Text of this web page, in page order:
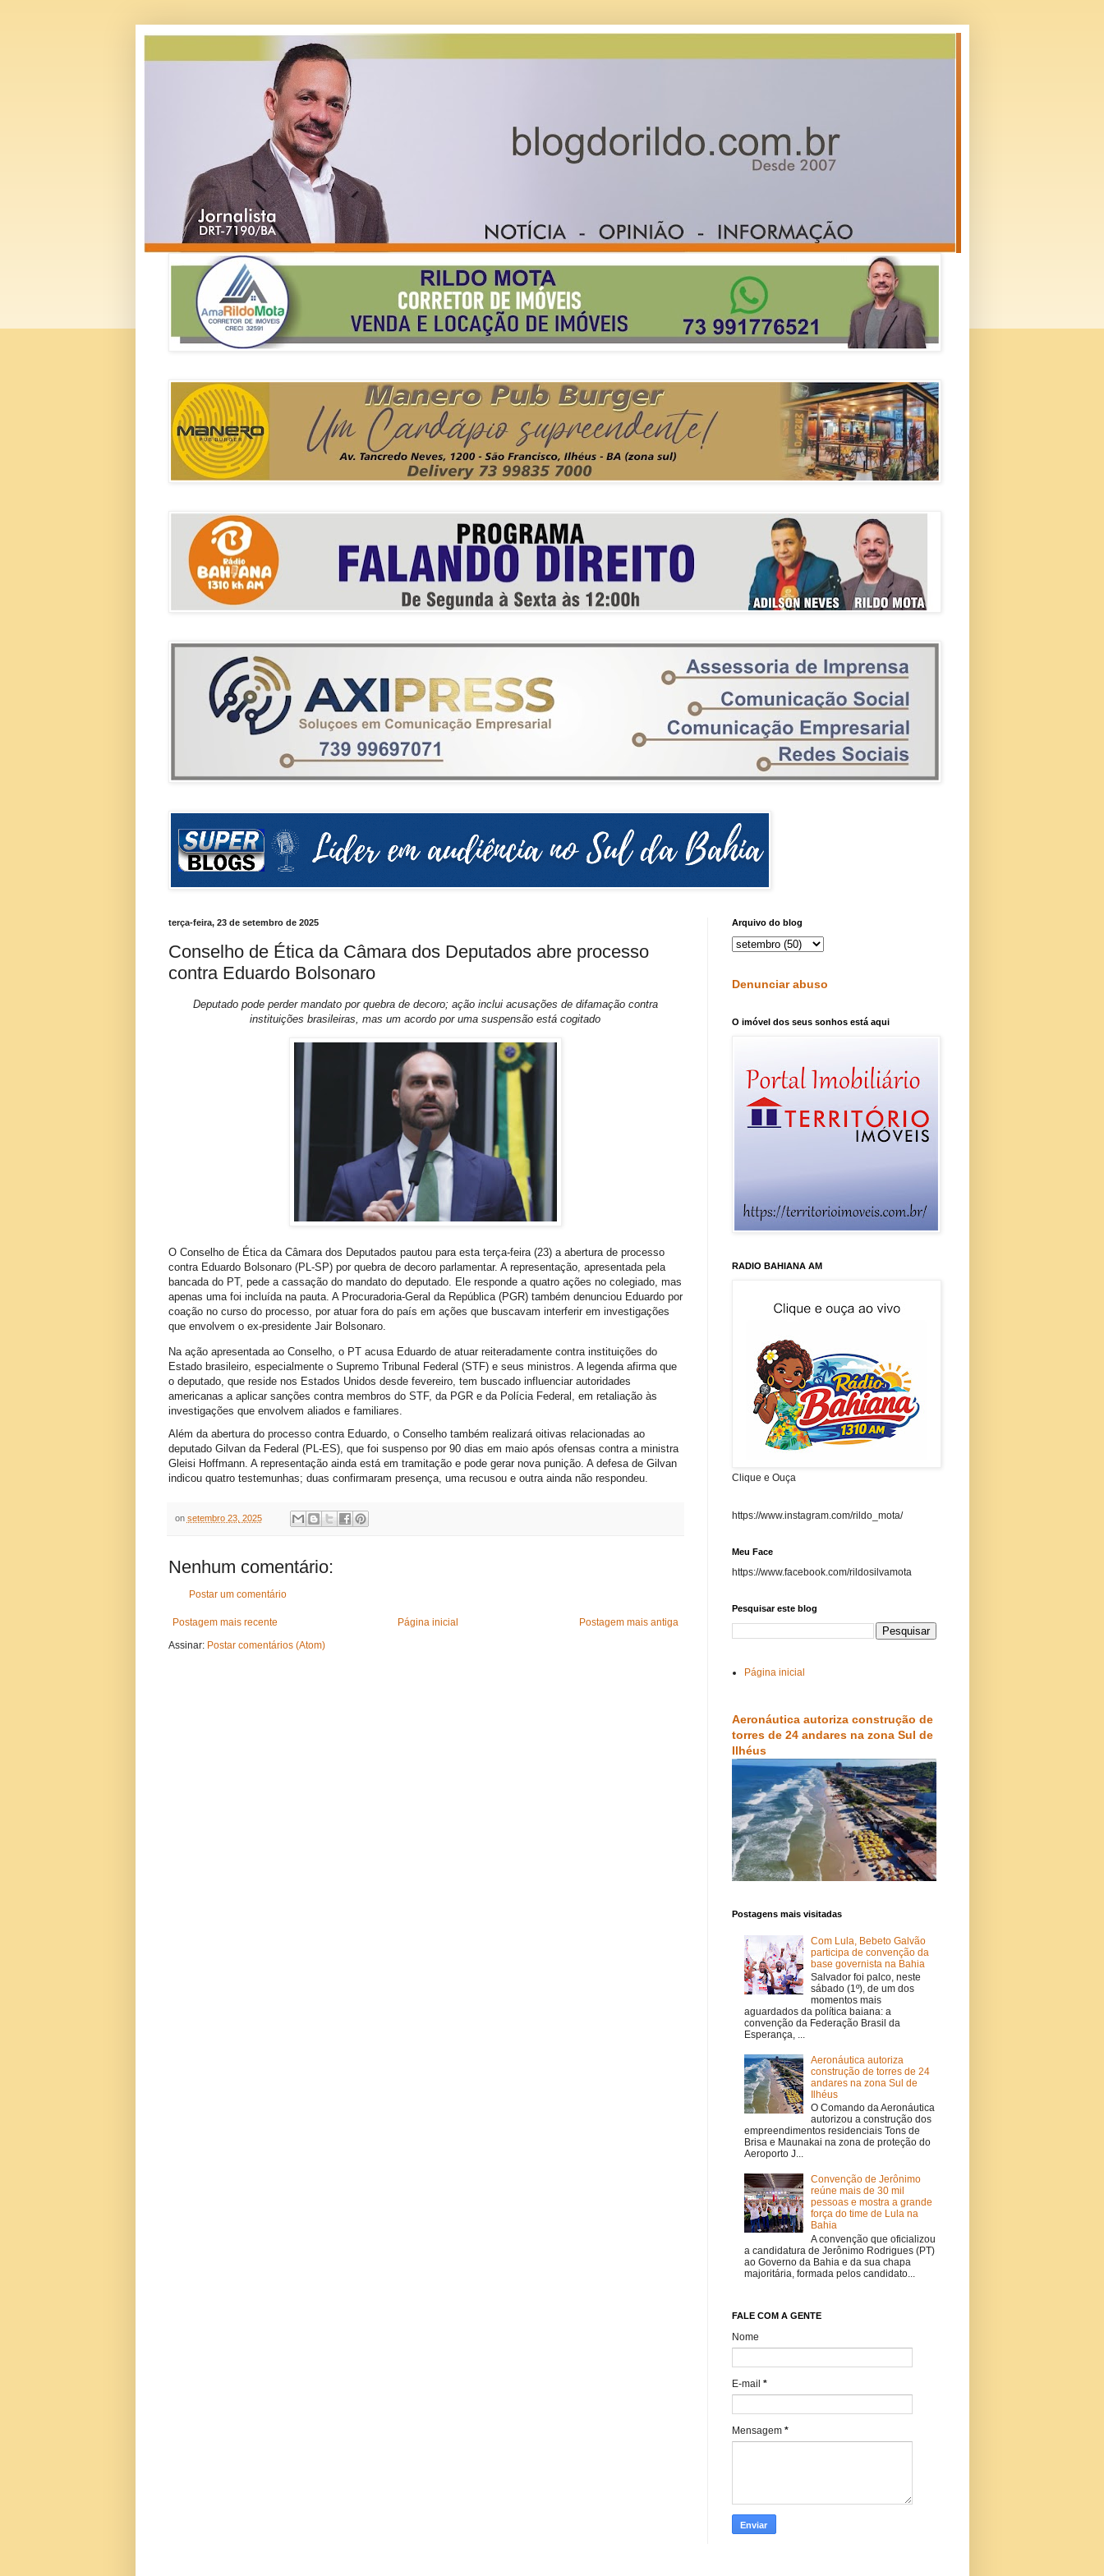
terça-feira, 23 de setembro de 2025
Conselho de Ética da Câmara dos Deputados abre processo
contra Eduardo Bolsonaro
Deputado pode perder mandato por quebra de decoro; ação inclui acusações de difamação contra
instituições brasileiras, mas um acordo por uma suspensão está cogitado
O Conselho de Ética da Câmara dos Deputados pautou para esta terça-feira (23) a abertura de processo
contra Eduardo Bolsonaro (PL-SP) por quebra de decoro parlamentar. A representação, apresentada pela
bancada do PT, pede a cassação do mandato do deputado. Ele responde a quatro ações no colegiado, mas
apenas uma foi incluída na pauta. A Procuradoria-Geral da República (PGR) também denunciou Eduardo por
coação no curso do processo, por atuar fora do país em ações que buscavam interferir em investigações
que envolvem o ex-presidente Jair Bolsonaro.
Na ação apresentada ao Conselho, o PT acusa Eduardo de atuar reiteradamente contra instituições do
Estado brasileiro, especialmente o Supremo Tribunal Federal (STF) e seus ministros. A legenda afirma que
o deputado, que reside nos Estados Unidos desde fevereiro, tem buscado influenciar autoridades
americanas a aplicar sanções contra membros do STF, da PGR e da Polícia Federal, em retaliação às
investigações que envolvem aliados e familiares.
Além da abertura do processo contra Eduardo, o Conselho também realizará oitivas relacionadas ao
deputado Gilvan da Federal (PL-ES), que foi suspenso por 90 dias em maio após ofensas contra a ministra
Gleisi Hoffmann. A representação ainda está em tramitação e pode gerar nova punição. A defesa de Gilvan
indicou quatro testemunhas; duas confirmaram presença, uma recusou e outra ainda não respondeu.
on setembro 23, 2025
Nenhum comentário:
Postar um comentário
Postagem mais recente Postagem mais antiga
Página inicial
Assinar: Postar comentários (Atom)
Arquivo do blog
Denunciar abuso
O imóvel dos seus sonhos está aqui
RADIO BAHIANA AM
Clique e Ouça
https://www.instagram.com/rildo_mota/
Meu Face
https://www.facebook.com/rildosilvamota
Pesquisar este blog
Página inicial
Aeronáutica autoriza construção de
torres de 24 andares na zona Sul de
Ilhéus
Postagens mais visitadas
Com Lula, Bebeto Galvão
participa de convenção da
base governista na Bahia
Salvador foi palco, neste
sábado (1º), de um dos
momentos mais
aguardados da política baiana: a
convenção da Federação Brasil da
Esperança, ...
Aeronáutica autoriza
construção de torres de 24
andares na zona Sul de
Ilhéus
O Comando da Aeronáutica
autorizou a construção dos
empreendimentos residenciais Tons de
Brisa e Maunakai na zona de proteção do
Aeroporto J...
Convenção de Jerônimo
reúne mais de 30 mil
pessoas e mostra a grande
força do time de Lula na
Bahia
A convenção que oficializou
a candidatura de Jerônimo Rodrigues (PT)
ao Governo da Bahia e da sua chapa
majoritária, formada pelos candidato...
FALE COM A GENTE
Nome
E-mail *
Mensagem *